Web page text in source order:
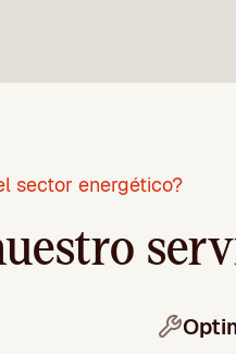
sector energético?